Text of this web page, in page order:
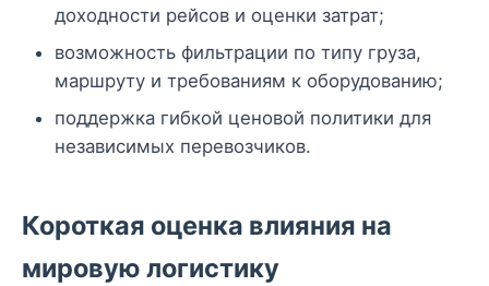
доходности рейсов и оценки затрат;
возможность фильтрации по типу груза,
маршруту и требованиям к оборудованию;
поддержка гибкой ценовой политики для
независимых перевозчиков.
Короткая оценка влияния на
мировую логистику